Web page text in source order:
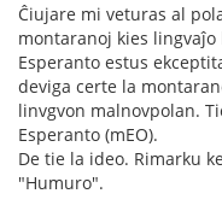
Ĉiujare mi veturas al
montaranoj kies lingvaĵo
Esperanto estus
deviga certe la
linvgvon malnovpolan.
Esperanto (mEO).
De tie la ideo. Rimarku
"Humuro".